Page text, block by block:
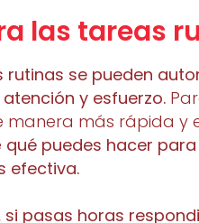
las tareas
rutinas se pueden
y esfuerzo.
manera más rápida y
qué puedes hacer
efectiva.
si pasas horas